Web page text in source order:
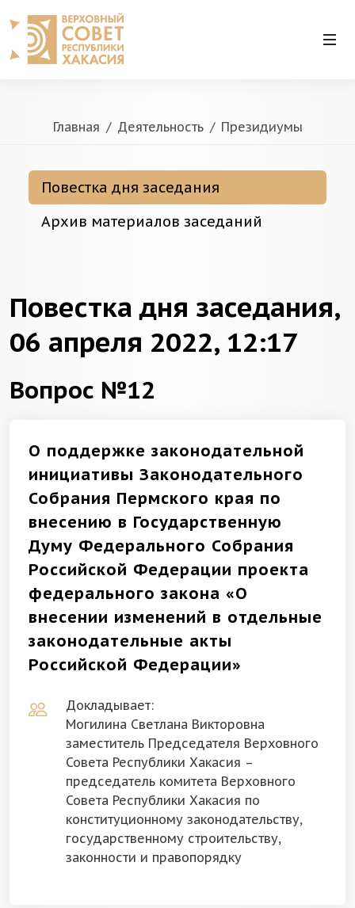
Главная Деятельность Президиумы
Повестка дня заседания
Архив материалов заседаний
Повестка дня заседания,
06 апреля 2022, 12:17
Вопрос №12
О поддержке законодательной
инициативы Законодательного
Собрания Пермского края по
внесению в Государственную
Думу Федерального Собрания
Российской Федерации проекта
федерального закона «О
внесении изменений в отдельные
законодательные акты
Российской Федерации»
Докладывает:
Могилина Светлана Викторовна
заместитель Председателя Верховного
Совета Республики Хакасия –
председатель комитета Верховного
Совета Республики Хакасия по
конституционному законодательству,
государственному строительству,
законности и правопорядку